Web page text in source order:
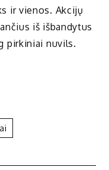
ir vienos. Akcijų
iš išbandytus
pirkiniai nuvils.